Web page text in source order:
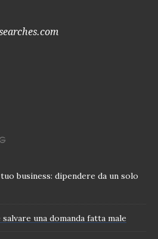
business: dipendere da un solo
una domanda fatta male